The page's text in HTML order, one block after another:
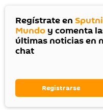
Regístrate en
Mundo y comenta
últimas noticias en
chat
Registrarse